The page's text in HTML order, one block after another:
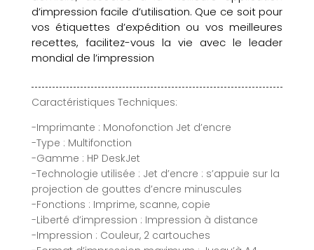
d’impression facile d’utilisation. Que ce soit pour
vos étiquettes d’expédition ou vos meilleures
recettes, facilitez-vous la vie avec le leader
mondial de l’impression
Caractéristiques Techniques:
-Imprimante : Monofonction Jet d’encre
-Type : Multifonction
-Gamme : HP DeskJet
-Technologie utilisée : Jet d’encre : s’appuie sur la
projection de gouttes d’encre minuscules
-Fonctions : Imprime, scanne, copie
-Liberté d’impression : Impression à distance
-Impression : Couleur, 2 cartouches